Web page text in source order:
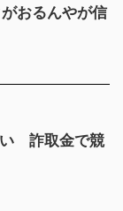
おるんやが信
い 詐取金で競